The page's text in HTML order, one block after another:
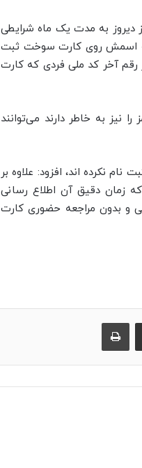
دیروز به مدت یک ماه شرایطی
که اسمش روی کارت سوخت ثبت
رقم آخر کد ملی فردی که کارت
نیز به خاطر دارند می‌توانند
نکرده اند، افزود: علاوه بر
دارد، از چند روز آینده که زمان دقیق آن اطلاع رسانی
و بدون مراجعه حضوری کارت